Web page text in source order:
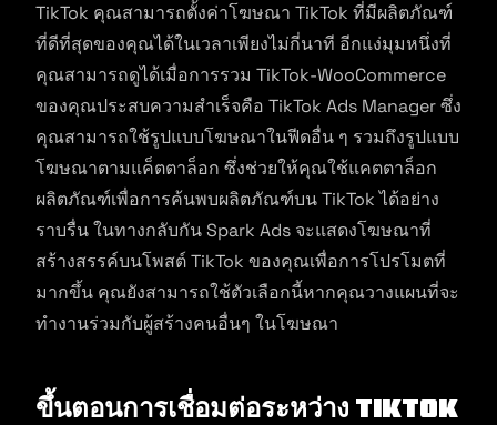
TikTok คุณสามารถตั้งค่าโฆษณา TikTok ที่มีผลิตภัณฑ์
ที่ดีที่สุดของคุณได้ในเวลาเพียงไม่กี่นาที อีกแง่มุมหนึ่งที่
คุณสามารถดูได้เมื่อการรวม TikTok-WooCommerce
ของคุณประสบความสำเร็จคือ TikTok Ads Manager ซึ่ง
คุณสามารถใช้รูปแบบโฆษณาในฟีดอื่น ๆ รวมถึงรูปแบบ
โฆษณาตามแค็ตตาล็อก ซึ่งช่วยให้คุณใช้แคตตาล็อก
ผลิตภัณฑ์เพื่อการค้นพบผลิตภัณฑ์บน TikTok ได้อย่าง
ราบรื่น ในทางกลับกัน Spark Ads จะแสดงโฆษณาที่
สร้างสรรค์บนโพสต์ TikTok ของคุณเพื่อการโปรโมตที่
มากขึ้น คุณยังสามารถใช้ตัวเลือกนี้หากคุณวางแผนที่จะ
ทำงานร่วมกับผู้สร้างคนอื่นๆ ในโฆษณา
ขึ้นตอนการเชื่อมต่อระหว่าง Tiktok